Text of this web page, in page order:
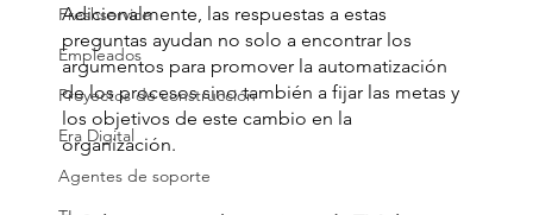
Freshservice
Empleados
Proyectos de construcción
Era Digital
Agentes de soporte
Adicionalmente, las respuestas a estas
preguntas ayudan no solo a encontrar los
argumentos para promover la automatización
de los procesos sino también a fijar las metas y
los objetivos de este cambio en la
organización.